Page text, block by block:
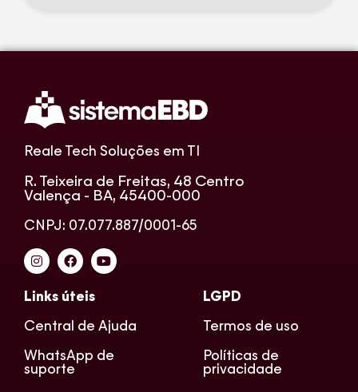
Reale Tech Soluções em TI
R. Teixeira de Freitas, 48 Centro
Valença - BA, 45400-000
CNPJ: 07.077.887/0001-65
Links úteis
Central de Ajuda
WhatsApp de
suporte
LGPD
Termos de uso
Políticas de
privacidade